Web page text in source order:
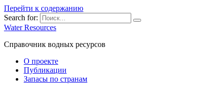
Перейти к содержанию
Search for:
Water Resources
Справочник водных ресурсов
О проекте
Публикации
Запасы по странам